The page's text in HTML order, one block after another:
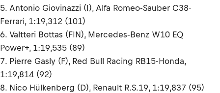
5. Antonio Giovinazzi (I), Alfa Romeo-Sauber C38-
Ferrari, 1:19,312 (101)
6. Valtteri Bottas (FIN), Mercedes-Benz W10 EQ
Power+, 1:19,535 (89)
7. Pierre Gasly (F), Red Bull Racing RB15-Honda,
1:19,814 (92)
8. Nico Hülkenberg (D), Renault R.S.19, 1:19,837 (95)